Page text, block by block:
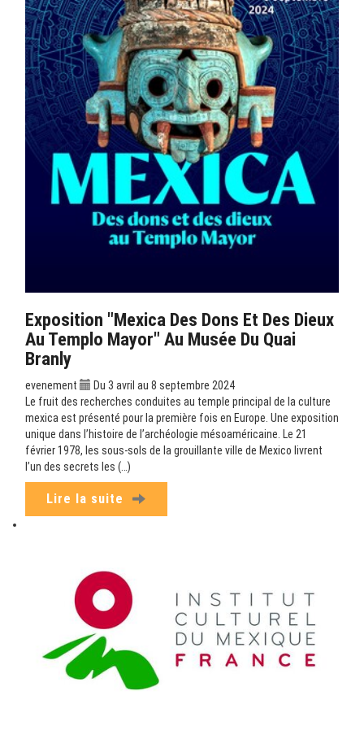
Exposition "Mexica Des Dons Et Des Dieux
Au Templo Mayor" Au Musée Du Quai
Branly
evenement
Du 3 avril au 8 septembre 2024
Le fruit des recherches conduites au temple principal de la culture
mexica est présenté pour la première fois en Europe. Une exposition
unique dans l’histoire de l’archéologie mésoaméricaine. Le 21
février 1978, les sous-sols de la grouillante ville de Mexico livrent
l’un des secrets les (…)
Lire la suite